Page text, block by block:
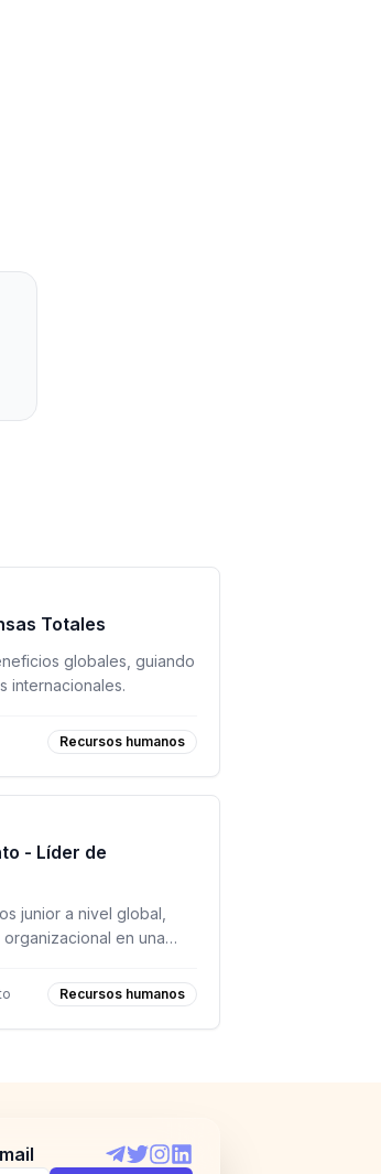
Totales
globales, guiando
internacionales.
Recursos humanos
- Líder de
junior a nivel global,
en una
Recursos humanos